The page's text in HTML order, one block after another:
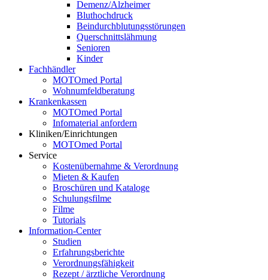
Demenz/Alzheimer
Bluthochdruck
Beindurchblutungsstörungen
Querschnittslähmung
Senioren
Kinder
Fachhändler
MOTOmed Portal
Wohnumfeldberatung
Krankenkassen
MOTOmed Portal
Infomaterial anfordern
Kliniken/Einrichtungen
MOTOmed Portal
Service
Kostenübernahme & Verordnung
Mieten & Kaufen
Broschüren und Kataloge
Schulungsfilme
Filme
Tutorials
Information-Center
Studien
Erfahrungsberichte
Verordnungsfähigkeit
Rezept / ärztliche Verordnung